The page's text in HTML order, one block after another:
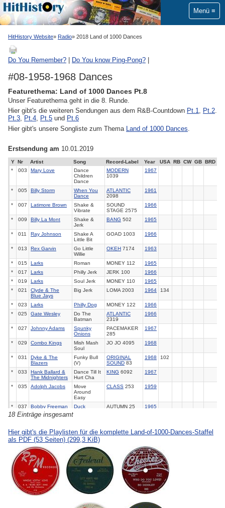
Menü
HitHistory Website Radio 2018 Land of 1000 Dances
Do You Remember? Do You know Ping-Pong?
#08-1958-1968 Dances
Featurethema: Land of 1000 Dances Pt.8
Unser Featurethema geht in die 8. Runde.
Hier gibt's die weiteren Sendungen aus dem R&B-Countdown Pt.1, Pt.2.
Pt.3, Pt.4, Pt.5 und Pt.6
Hier gibt's unsere Songliste zum Thema Land of 1000 Dances
Erstsendung am 10.01.2019
Y Nr Artist Song Record-Label Year USA RB CW GB BRD
*
003 Mary Love
Dance
Children
Dance
MODERN
1039
1967
* 005 Billy Storm
When You
Dance
ATLANTIC
2098
1961
* 007 Latimore Brown
Shake &
Vibrate
SOUND
STAGE 2575
1966
* 009 Billy La Mont
Shake &
Jerk
BANG 502 1965
* 011 Ray Johnson
Shake A
Little Bit
GOAD 1003 1966
* 013 Rex Garvin
Go Little
Willie
OKEH 7174 1963
* 015 Larks Roman MONEY 112
1965
*
017 Larks Philly Jerk JERK 100
1966
*
019 Larks Soul Jerk MONEY 110
1965
*
021
Clyde & The
Blue Jays
Big Jerk LOMA 2003 1964 134
* 023 Larks Philly Dog MONEY 122
1966
*
025 Gate Wesley
Do The
Batman
ATLANTIC
2319
1966
* 027 Johnny Adams
Spunky
Onions
PACEMAKER
285
1967
* 029 Combo Kings
Mish Mash
Soul
JO JO 4095 1968
* 031
Dyke & The
Blazers
Funky Bull
(V)
ORIGINAL
SOUND 83
1968 102
* 033
Hank Ballard &
The Midnighters
Dance Till It
Hurt Cha
KING 6092 1967
* 035 Adolph Jacobs
Move
Around
Easy
CLASS 253 1959
* 037 Bobby Freeman Duck AUTUMN 25 1965
18 Einträge insgesamt
Hier gibt's die Playlisten für die komplette Land-of-1000-Dances-Staffel
als PDF (53 Seiten) (299,3 KiB)